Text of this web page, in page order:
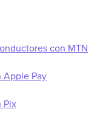
con MTN
Apple Pay
Pix